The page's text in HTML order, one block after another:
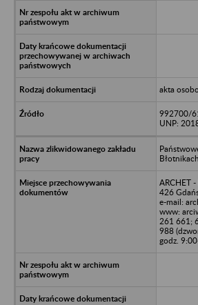
akta
992700/
UNP:
ARCHET
426
e-mail:
www:
261 661;
988
godz.